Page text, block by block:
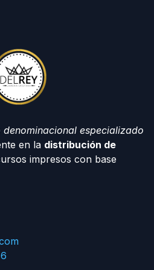
denominacional especializado
en la distribución de
impresos con base